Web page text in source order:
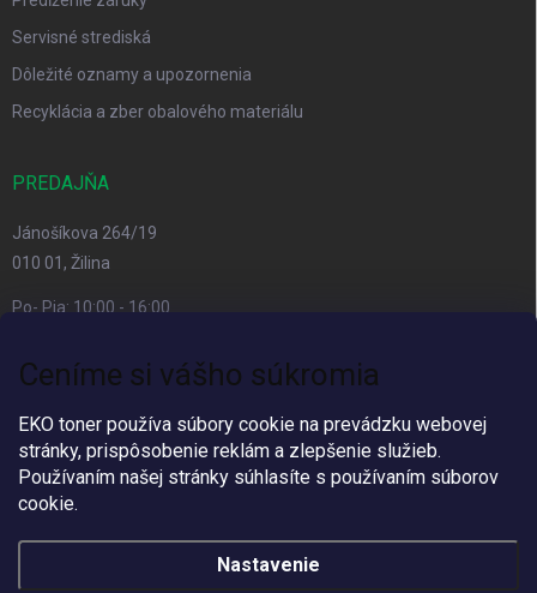
Ceníme si vášho súkromia
EKO toner používa súbory cookie na prevádzku webovej
stránky, prispôsobenie reklám a zlepšenie služieb.
Používaním našej stránky súhlasíte s používaním súborov
cookie.
Nastavenie
Servisné strediská
Dôležité oznamy a upozornenia
Recyklácia a zber obalového materiálu
PREDAJŇA
Jánošíkova 264/19
010 01, Žilina
Po- Pia: 10:00 - 16:00
So, Ne: zatvorené
Viac informacií